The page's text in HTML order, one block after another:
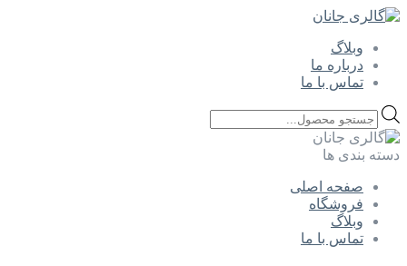
وبلاگ
درباره ما
تماس با ما
Products
search
دسته بندی ها
صفحه اصلی
فروشگاه
وبلاگ
تماس با ما